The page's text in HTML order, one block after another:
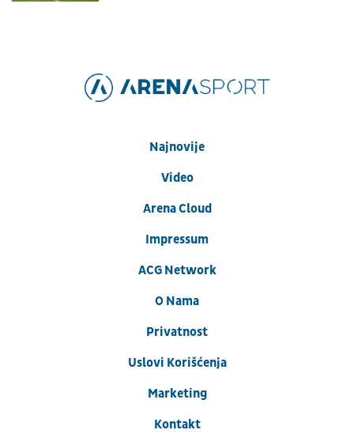
Najnovije
Video
Arena Cloud
Impressum
ACG Network
O Nama
Privatnost
Uslovi Korišćenja
Marketing
Kontakt